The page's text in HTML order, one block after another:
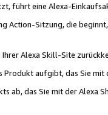
führt eine Alexa-
Action-Sitzung, die
Alexa Skill-Site
aufgibt, das Sie mit
ab, das Sie mit der Alexa